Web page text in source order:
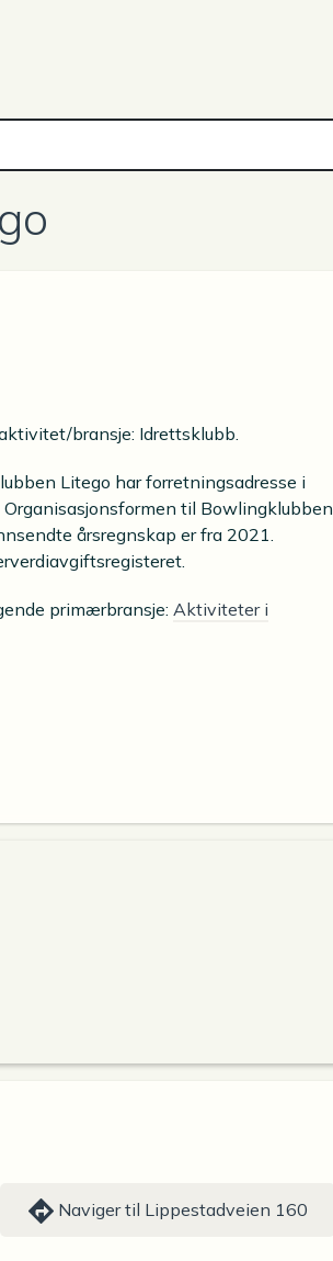
bransje: Idrettsklubb.
Litego har forretningsadresse i
til Bowlingklubben
årsregnskap er fra 2021.
primærbransje: Aktiviteter i
Naviger til Lippestadveien 160